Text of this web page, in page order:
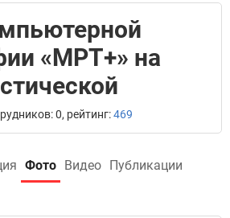
«МРТ+» на
0, рейтинг:469
Фото Видео Публикации